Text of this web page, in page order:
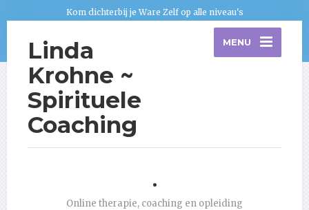
Kom dichterbij je Ware Zelf op alle niveau's
Linda
Krohne ~
Spirituele
Coaching
MENU
.
Online therapie, coaching en opleiding